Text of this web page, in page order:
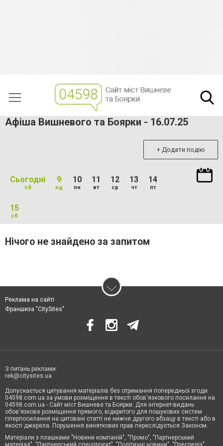
Афіша Вишневого та Боярки - 16.07.25
+ Додати подію
Сьогодні
сб
9
нд
10
пн
11
вт
12
ср
13
чт
14
пт
15
сб
Нічого не знайдено за запитом
Реклама на сайті
Франшиза "CitySites"
З питань реклами:
rek@citysites.ua
Допускається цитування матеріалів без отримання попередньої згоди
04598.com.ua за умови розміщення в тексті обов'язкового посилання на
04598.com.ua - Сайт міст Вишневе та Боярки. Для інтернет-видань
обов'язкове розміщення прямого, відкритого для пошукових систем
гіперпосилання на цитовані статті не нижче другого абзацу в тексті або в
якості джерела. Порушення виняткових прав переслідується Законом.
Матеріали з плашками "Новини компаній", "Промо", "Партнерський
матеріал", "Партнерський спецпроєкт", "Політичні новини", "Пресреліз",